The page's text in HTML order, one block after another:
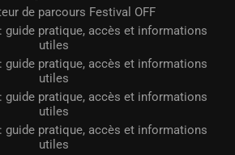
de parcours Festival OFF
pratique, accès et informations
utiles
pratique, accès et informations
utiles
pratique, accès et informations
utiles
pratique, accès et informations
utiles